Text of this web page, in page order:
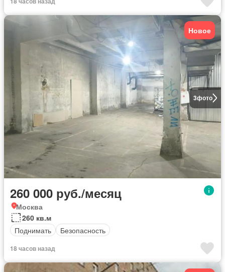
3фото
Новое
260 000 руб./месяц
Москва
260 кв.м
Поднимать
Безопасность
18 часов назад